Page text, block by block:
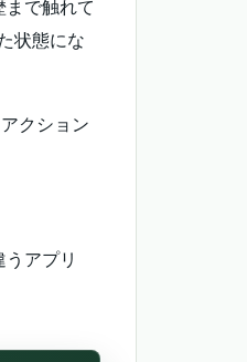
で触れて
状態にな
クション
アプリ